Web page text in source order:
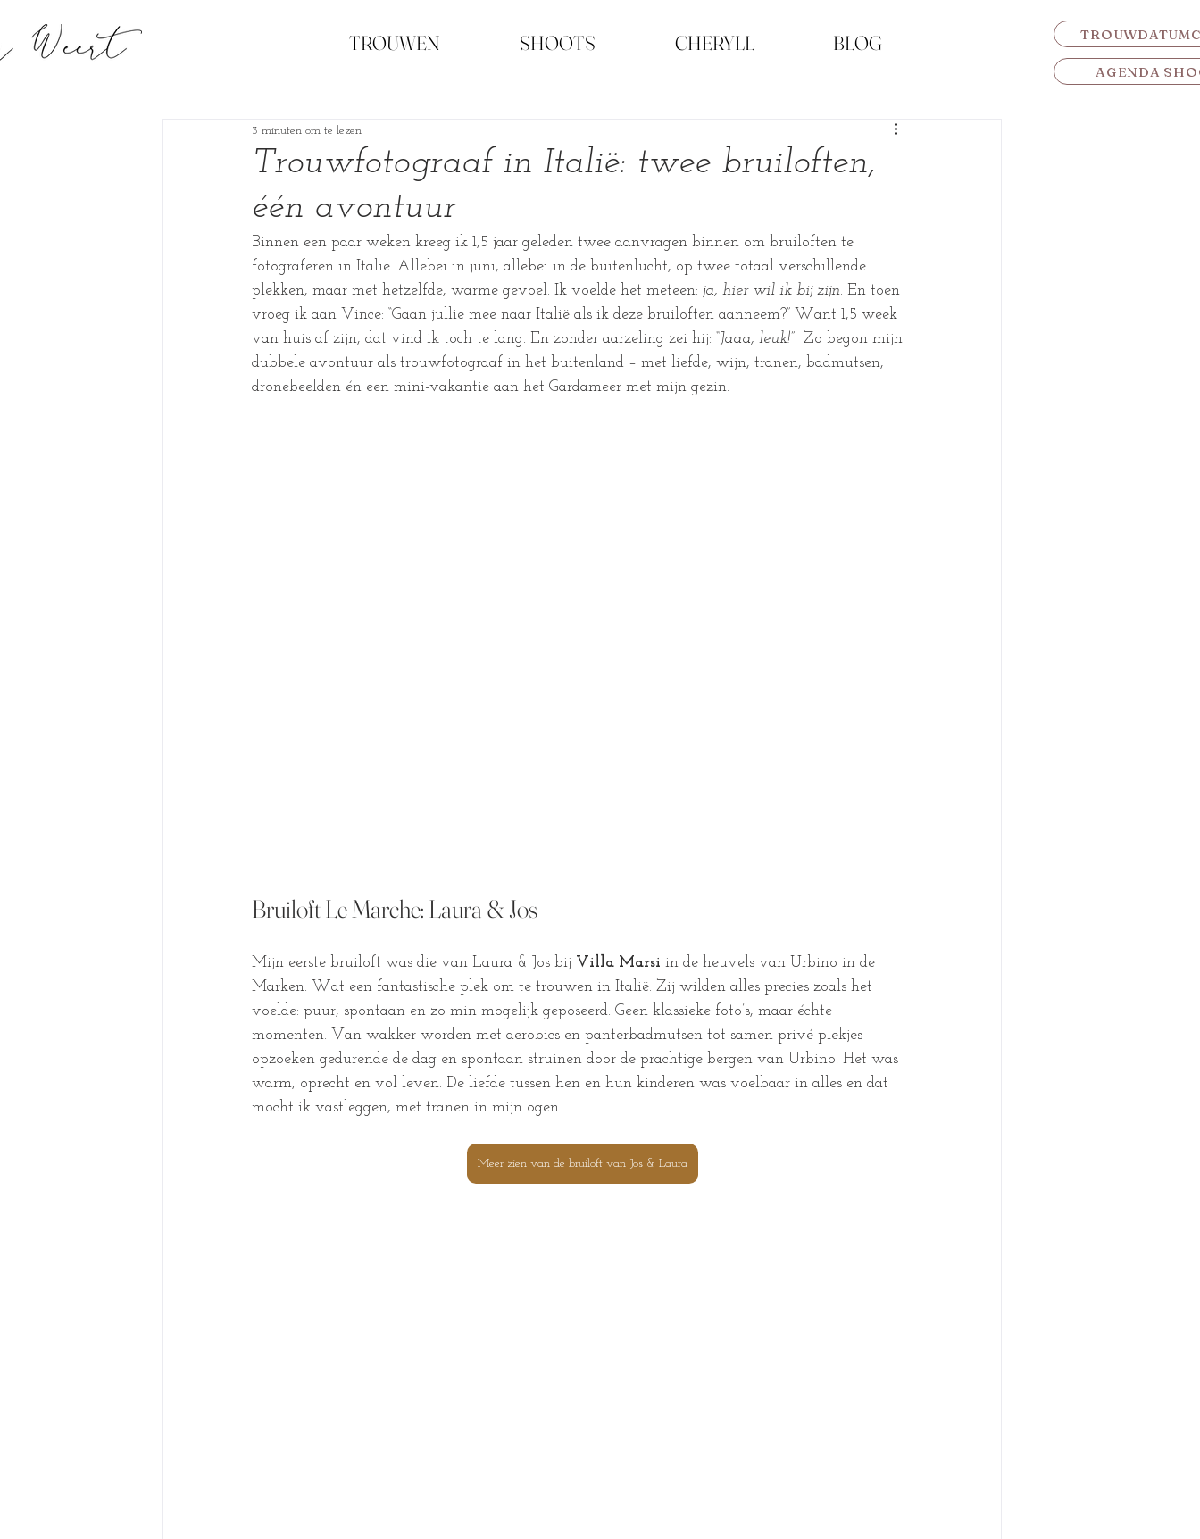
TROUWEN SHOOTS CHERYLL BLOG
AGENDA
Trouwfotograaf in Italië: twee bruiloften,
één avontuur
3 minuten om te lezen
Binnen een paar weken kreeg ik 1,5 jaar geleden twee aanvragen binnen om bruiloften te
fotograferen in Italië. Allebei in juni, allebei in de buitenlucht, op twee totaal verschillende
plekken, maar met hetzelfde, warme gevoel. Ik voelde het meteen: ja, hier wil ik bij zijn. En toen
vroeg ik aan Vince: “Gaan jullie mee naar Italië als ik deze bruiloften aanneem?” Want 1,5 week
van huis af zijn, dat vind ik toch te lang. En zonder aarzeling zei hij: “Jaaa, leuk!” Zo begon mijn
dubbele avontuur als trouwfotograaf in het buitenland – met liefde, wijn, tranen, badmutsen,
dronebeelden én een mini-vakantie aan het Gardameer met mijn gezin.
Bruiloft Le Marche: Laura & Jos
Mijn eerste bruiloft was die van Laura & Jos bij Villa Marsi in de heuvels van Urbino in de
Marken. Wat een fantastische plek om te trouwen in Italië. Zij wilden alles precies zoals het
voelde: puur, spontaan en zo min mogelijk geposeerd. Geen klassieke foto’s, maar échte
momenten. Van wakker worden met aerobics en panterbadmutsen tot samen privé plekjes
opzoeken gedurende de dag en spontaan struinen door de prachtige bergen van Urbino. Het was
warm, oprecht en vol leven. De liefde tussen hen en hun kinderen was voelbaar in alles en dat
mocht ik vastleggen, met tranen in mijn ogen.
Meer zien van de bruiloft van Jos & Laura